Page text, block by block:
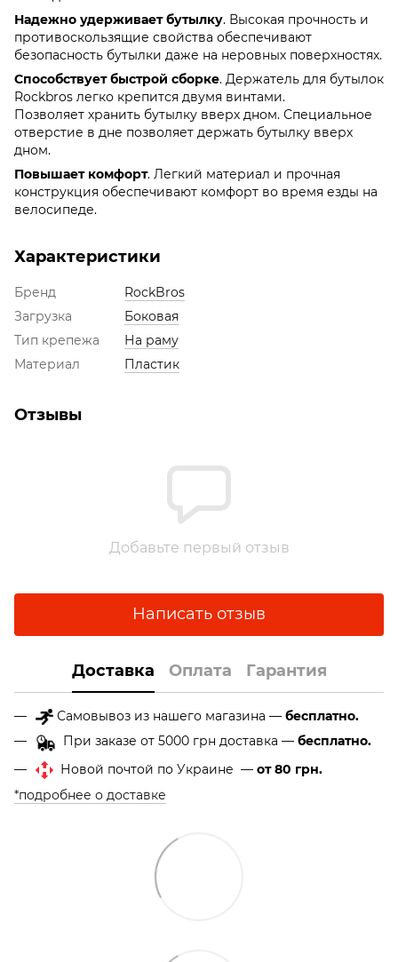
Надежно удерживает бутылку. Высокая прочность и
противоскользящие свойства обеспечивают
безопасность бутылки даже на неровных поверхностях.
Способствует быстрой сборке. Держатель для бутылок
Rockbros легко крепится двумя винтами.
Позволяет хранить бутылку вверх дном. Специальное
отверстие в дне позволяет держать бутылку вверх
дном.
Повышает комфорт. Легкий материал и прочная
конструкция обеспечивают комфорт во время езды на
велосипеде.
Характеристики
Бренд
RockBros
Загрузка
Боковая
Тип крепежа
На раму
Материал
Пластик
Отзывы
Добавьте первый отзыв
Написать отзыв
Доставка Оплата Гарантия
Самовывоз из нашего магазина — бесплатно.
При заказе от 5000 грн доставка — бесплатно.
Новой почтой по Украине — от 80 грн.
*подробнее о доставке